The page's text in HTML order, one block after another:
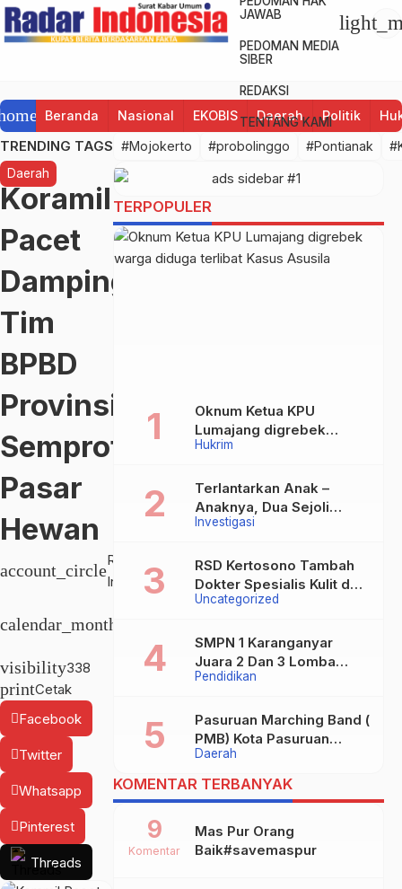
JAWAB
PEDOMAN MEDIA
SIBER
REDAKSI
TENTANG KAMI
Beranda Nasional EKOBIS Daerah Politik
TRENDING TAGS #Mojokerto #probolinggo #Pontianak
Daerah
Koramil
Pacet
Dampingi
Tim
BPBD
Provinsi
Semprot
Pasar
Hewan
account_circle
Radar
Indonesia
calendar_month
visibility338
printCetak
Facebook
Twitter
Whatsapp
Pinterest
Threads
TERPOPULER
Hukrim
Oknum Ketua KPU
Lumajang digrebek
warga diduga terlibat
Investigasi
Terlantarkan Anak –
Anaknya, Dua Sejoli
Tanpa Ikatan Pernikahan
Geger Madiun dan
Maospati Magetan Siap
digugat ?
Uncategorized
RSD Kertosono Tambah
Dokter Spesialis Kulit dan
Kelamin
Pendidikan
SMPN 1 Karanganyar
Juara 2 Dan 3 Lomba
Kaligrafi Tingkat
Daerah
Pasuruan Marching Band (
PMB) Kota Pasuruan
Akhirnya Raih Dua Gelar
Juara Dalam Kejurprov
Jatim 2024
KOMENTAR TERBANYAK
Mas Pur Orang
Baik#savemaspur
9
Komentar